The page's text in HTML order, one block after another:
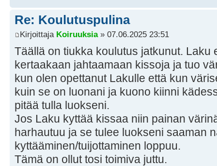
Re: Koulutuspulina
Kirjoittaja Koiruuksia» 07.06.2025 23:51
Täällä on tiukka koulutus jatkunut. Laku
kertaakaan jahtaamaan kissoja ja tuo
kun olen opettanut Lakulle että kun
kuin se on luonani ja kuono kiinni
pitää tulla luokseni.
Jos Laku kyttää kissaa niin painan
harhautuu ja se tulee luokseni saaman
kyttääminen/tuijottaminen loppuu.
Tämä on ollut tosi toimiva juttu.